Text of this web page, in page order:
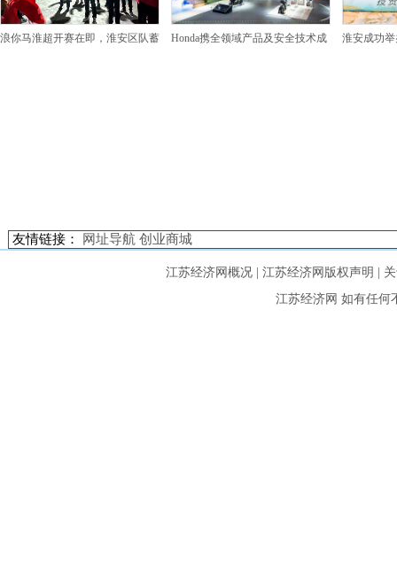
浪你马淮超开赛在即，淮安区队蓄 Honda携全领域产品及安全技术成 淮安成功
友情链接： 网址导航 创业商城
江苏经济网概况 江苏经济网版权声明
江苏经济网 如有任何